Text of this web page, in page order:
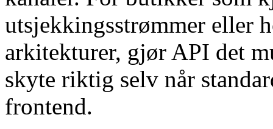
utsjekkingsstrømmer eller
arkitekturer, gjør API det
skyte riktig selv når
frontend.